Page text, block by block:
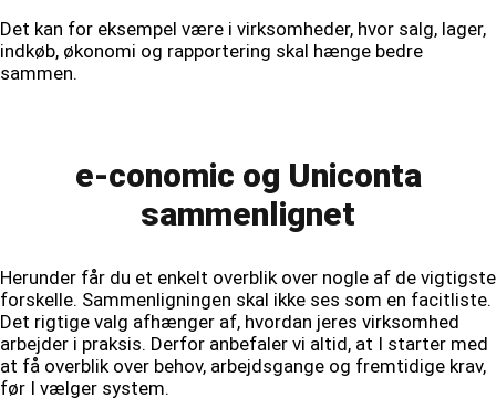
Det kan for eksempel være i virksomheder, hvor salg, lager,
indkøb, økonomi og rapportering skal hænge bedre
sammen.
e-conomic og Uniconta
sammenlignet
Herunder får du et enkelt overblik over nogle af de vigtigste
forskelle. Sammenligningen skal ikke ses som en facitliste.
Det rigtige valg afhænger af, hvordan jeres virksomhed
arbejder i praksis. Derfor anbefaler vi altid, at I starter med
at få overblik over behov, arbejdsgange og fremtidige krav,
før I vælger system.